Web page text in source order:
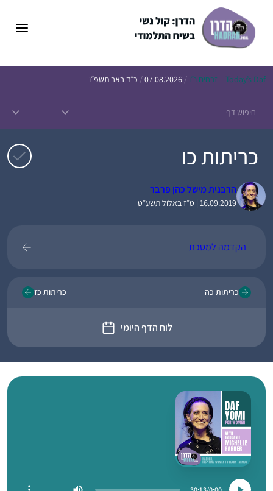
Today’s Daf – זבחים נ״ו /
07.08.2026
/ כ״ד באב תשפ״ו
כריתות כו
הרבנית מישל כהן פרבר
16.09.2019 | ט״ז באלול תשע״ט
הקדמה למסכת
כריתות כה
לוח הדף היומי
כריתות כז